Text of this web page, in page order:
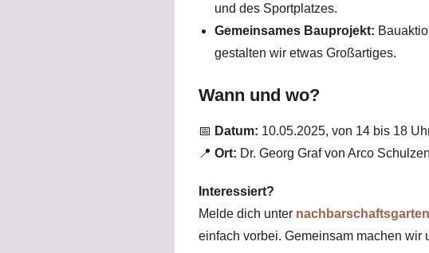
und des Sportplatzes.
Gemeinsames Bauprojekt:
gestalten wir etwas Großartiges.
Wann und wo?
📅 Datum: 10.05.2025, von 14 bis 18
📍Ort: Dr. Georg Graf von Arco
Interessiert?
Melde dich unter
einfach vorbei. Gemeinsam machen wir